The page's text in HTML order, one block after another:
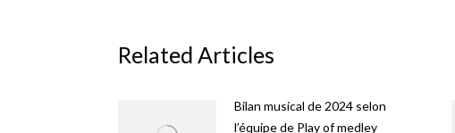
Related Articles
Bilan musical de 2024 selon
l’équipe de Play of medley